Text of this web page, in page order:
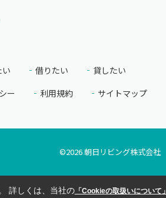
借りたい
貸したい
ー 利用規約 サイトマップ
©2026朝日リビング株式会社
詳しくは、当社の「Cookieの取扱いについて」